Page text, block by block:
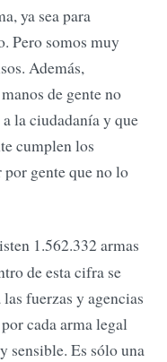
ya sea para
Pero somos muy
Además,
de gente no
la ciudadanía y que
cumplen los
gente que no lo
1.562.332 armas
de esta cifra se
fuerzas y agencias
cada arma legal
sensible. Es sólo una